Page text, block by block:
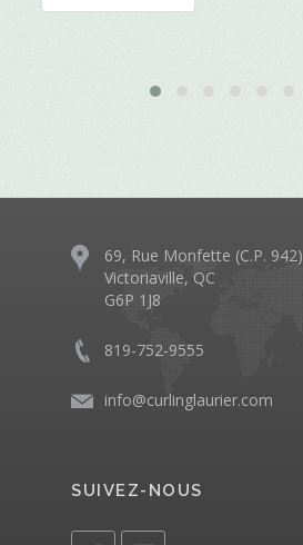
69, Rue Monfette (C.P. 942)
Victoriaville, QC
G6P 1J8
819-752-9555
info@curlinglaurier.com
SUIVEZ-NOUS